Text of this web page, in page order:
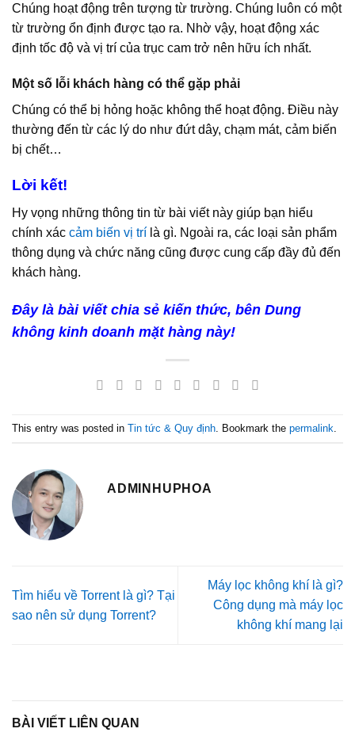
Chúng hoạt động trên tượng từ trường. Chúng luôn có một
từ trường ổn định được tạo ra. Nhờ vậy, hoạt động xác
định tốc độ và vị trí của trục cam trở nên hữu ích nhất.
Một số lỗi khách hàng có thể gặp phải
Chúng có thể bị hỏng hoặc không thể hoạt động. Điều này
thường đến từ các lý do như đứt dây, chạm mát, cảm biến
bị chết…
Lời kết!
Hy vọng những thông tin từ bài viết này giúp bạn hiểu
chính xác cảm biến vị trí là gì. Ngoài ra, các loại sản phẩm
thông dụng và chức năng cũng được cung cấp đầy đủ đến
khách hàng.
Đây là bài viết chia sẻ kiến thức, bên Dung
không kinh doanh mặt hàng này!
This entry was posted in Tin tức & Quy định . Bookmark the permalink
ADMINHUPHOA
Tìm hiểu về Torrent là gì? Tại
sao nên sử dụng Torrent?
Máy lọc không khí là gì?
Công dụng mà máy lọc
không khí mang lại
BÀI VIẾT LIÊN QUAN